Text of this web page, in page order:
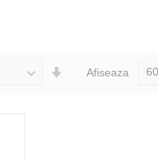
SeteazaAfiseaza